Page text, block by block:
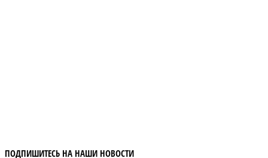
ПОДПИШИТЕСЬ НА НАШИ НОВОСТИ